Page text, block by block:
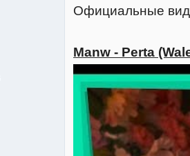
Официальные
Manw - Perta